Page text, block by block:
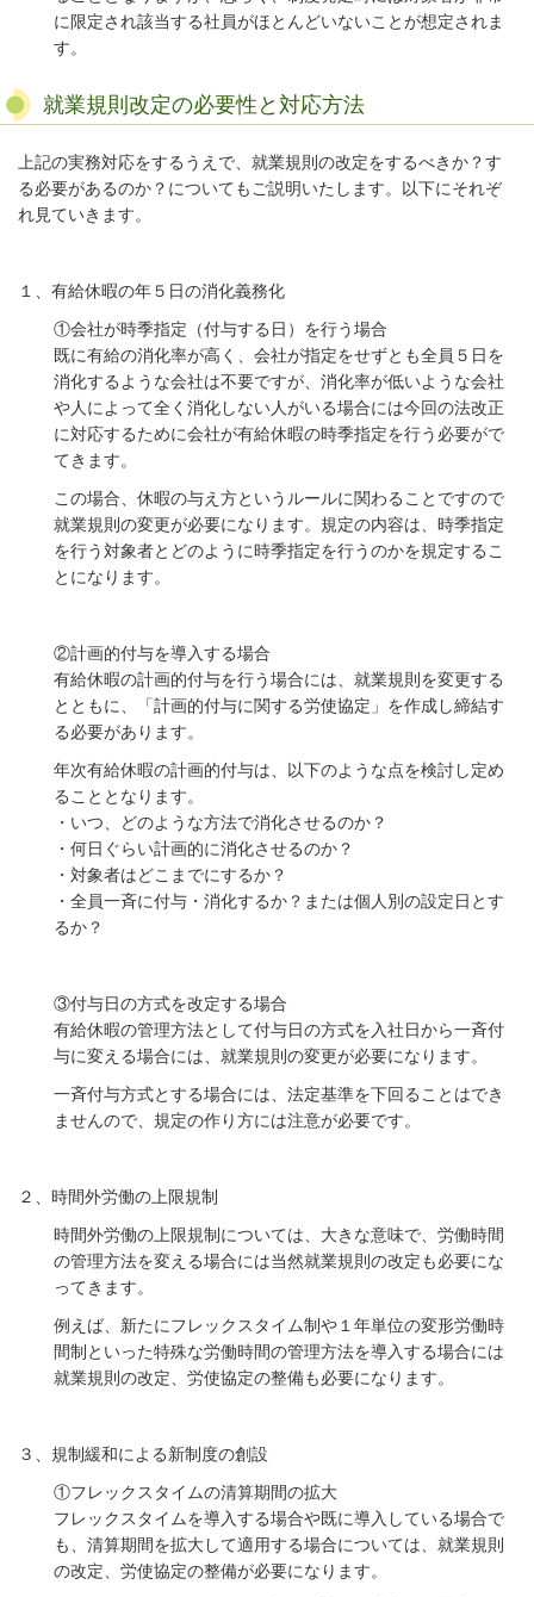
に限定され該当する社員がほとんどいないことが想定されま
す。
就業規則改定の必要性と対応方法
上記の実務対応をするうえで、就業規則の改定をするべきか？す
る必要があるのか？についてもご説明いたします。以下にそれぞ
れ見ていきます。
１、有給休暇の年５日の消化義務化
①会社が時季指定（付与する日）を行う場合
既に有給の消化率が高く、会社が指定をせずとも全員５日を
消化するような会社は不要ですが、消化率が低いような会社
や人によって全く消化しない人がいる場合には今回の法改正
に対応するために会社が有給休暇の時季指定を行う必要がで
てきます。
この場合、休暇の与え方というルールに関わることですので
就業規則の変更が必要になります。規定の内容は、時季指定
を行う対象者とどのように時季指定を行うのかを規定するこ
とになります。
②計画的付与を導入する場合
有給休暇の計画的付与を行う場合には、就業規則を変更する
とともに、「計画的付与に関する労使協定」を作成し締結す
る必要があります。
年次有給休暇の計画的付与は、以下のような点を検討し定め
ることとなります。
・いつ、どのような方法で消化させるのか？
・何日ぐらい計画的に消化させるのか？
・対象者はどこまでにするか？
・全員一斉に付与・消化するか？または個人別の設定日とす
るか？
③付与日の方式を改定する場合
有給休暇の管理方法として付与日の方式を入社日から一斉付
与に変える場合には、就業規則の変更が必要になります。
一斉付与方式とする場合には、法定基準を下回ることはでき
ませんので、規定の作り方には注意が必要です。
２、時間外労働の上限規制
時間外労働の上限規制については、大きな意味で、労働時間
の管理方法を変える場合には当然就業規則の改定も必要にな
ってきます。
例えば、新たにフレックスタイム制や１年単位の変形労働時
間制といった特殊な労働時間の管理方法を導入する場合には
就業規則の改定、労使協定の整備も必要になります。
３、規制緩和による新制度の創設
①フレックスタイムの清算期間の拡大
フレックスタイムを導入する場合や既に導入している場合で
も、清算期間を拡大して適用する場合については、就業規則
の改定、労使協定の整備が必要になります。